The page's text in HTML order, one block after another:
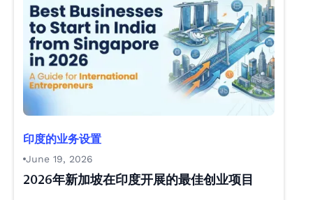
印度的业务设置
June 19, 2026
2026年新加坡在印度开展的最佳创业项目